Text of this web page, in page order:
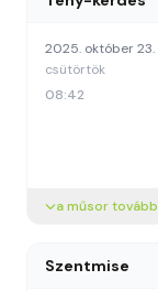
2025. október 23.
csütörtök
08:42
a műsor
Szentmise